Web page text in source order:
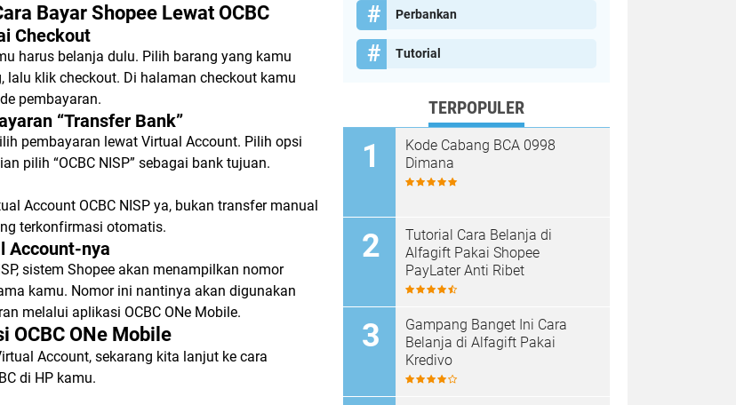
Bayar Shopee Lewat OCBC
Checkout
harus belanja dulu. Pilih barang yang kamu
lalu klik checkout. Di halaman checkout kamu
pembayaran.
“Transfer Bank”
pembayaran lewat Virtual Account. Pilih opsi
pilih “OCBC NISP” sebagai bank tujuan.
Account OCBC NISP ya, bukan transfer manual
terkonfirmasi otomatis.
Account-nya
sistem Shopee akan menampilkan nomor
kamu. Nomor ini nantinya akan digunakan
melalui aplikasi OCBC ONe Mobile.
OCBC ONe Mobile
Account, sekarang kita lanjut ke cara
di HP kamu.
Perbankan
Tutorial
TERPOPULER
Kode Cabang BCA 0998
Dimana
Tutorial Cara Belanja di
Alfagift Pakai Shopee
PayLater Anti Ribet
Gampang Banget Ini Cara
Belanja di Alfagift Pakai
Kredivo